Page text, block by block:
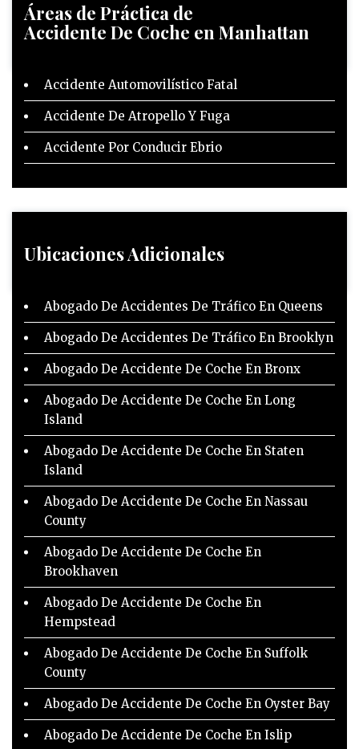
Áreas de Práctica de
Accidente De Coche en Manhattan
Accidente Automovilístico Fatal
Accidente De Atropello Y Fuga
Accidente Por Conducir Ebrio
Ubicaciones Adicionales
Abogado De Accidentes De Tráfico En Queens
Abogado De Accidentes De Tráfico En Brooklyn
Abogado De Accidente De Coche En Bronx
Abogado De Accidente De Coche En Long
Island
Abogado De Accidente De Coche En Staten
Island
Abogado De Accidente De Coche En Nassau
County
Abogado De Accidente De Coche En
Brookhaven
Abogado De Accidente De Coche En
Hempstead
Abogado De Accidente De Coche En Suffolk
County
Abogado De Accidente De Coche En Oyster Bay
Abogado De Accidente De Coche En Islip